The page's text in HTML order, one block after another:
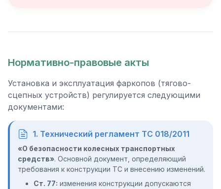
Нормативно-правовые акты
Установка и эксплуатация фаркопов (тягово-
сцепных устройств) регулируется следующими
документами:
1. Технический регламент ТС 018/2011
«О безопасности колесных транспортных
средств». Основной документ, определяющий
требования к конструкции ТС и внесению изменений.
Ст. 77: изменения конструкции допускаются